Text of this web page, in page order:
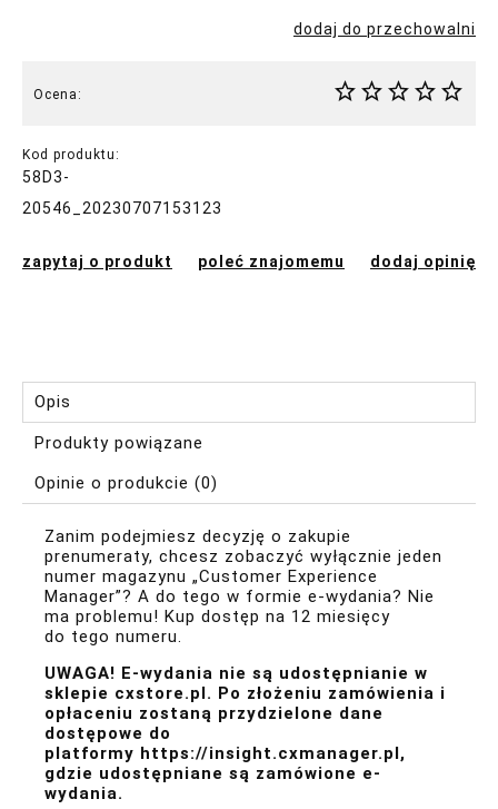
dodaj do przechowalni
Ocena:
Kod produktu:
58D3-
20546_20230707153123
zapytaj o produkt poleć znajomemu dodaj opinię
Opis
Produkty powiązane
Opinie o produkcie (0)
Zanim podejmiesz decyzję o zakupie
prenumeraty, chcesz zobaczyć wyłącznie jeden
numer magazynu „Customer Experience
Manager”? A do tego w formie e-wydania? Nie
ma problemu! Kup dostęp na 12 miesięcy
do tego numeru.
UWAGA! E-wydania nie są udostępnianie w
sklepie cxstore.pl. Po złożeniu zamówienia i
opłaceniu zostaną przydzielone dane
dostępowe do
platformy https://insight.cxmanager.pl ,
gdzie udostępniane są zamówione e-
wydania.